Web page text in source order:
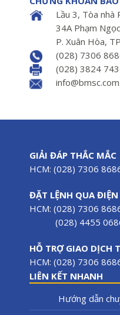
Lầu 3, Tòa nhà
34A Phạm
P. Xuân Hòa,
(028) 7306
(028) 3824
GIẢI ĐÁP THẮC MẮC
HCM: (028) 7306
ĐẶT LỆNH QUA
HCM: (028) 7306
(028) 4455
HỖ TRỢ GIAO DỊCH
HCM: (028) 7306
LIÊN KẾT NHANH
Hướng dẫn